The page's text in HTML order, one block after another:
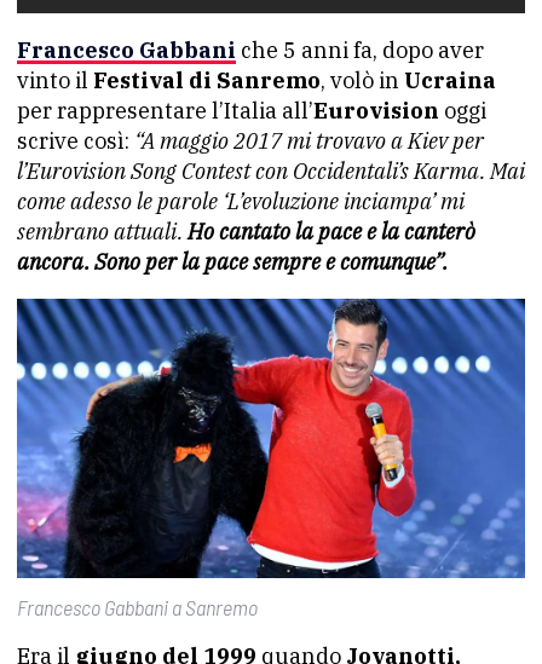
Francesco Gabbani che 5 anni fa, dopo aver
vinto il Festival di Sanremo, volò in Ucraina
per rappresentare l’Italia all’Eurovision oggi
scrive così: “A maggio 2017 mi trovavo a Kiev per
l’Eurovision Song Contest con Occidentali’s Karma. Mai
come adesso le parole ‘L’evoluzione inciampa’ mi
sembrano attuali.Ho cantato la pace e la canterò
ancora. Sono per la pace sempre e comunque”.
Francesco Gabbani a Sanremo
Era il giugno del 1999 quando Jovanotti,